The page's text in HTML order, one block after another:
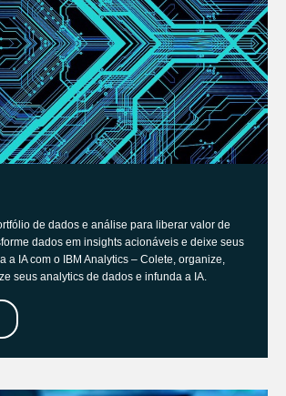
de dados e análise para liberar valor de
dados em insights acionáveis e deixe seus
a IA com o IBM Analytics – Colete, organize,
seus analytics de dados e infunda a IA.